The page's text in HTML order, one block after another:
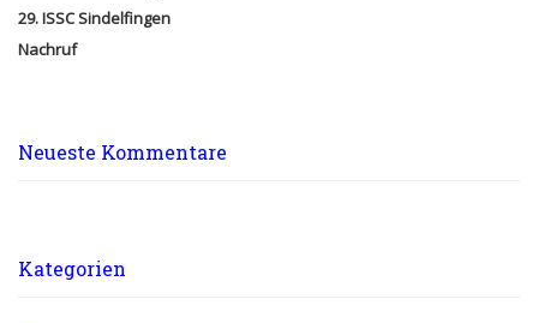
29. ISSC Sindelfingen
Nachruf
Neueste Kommentare
Kategorien